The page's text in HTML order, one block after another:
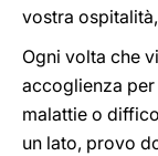
vostra
Ogni volta che
accoglienza
malattie o
un lato, provo